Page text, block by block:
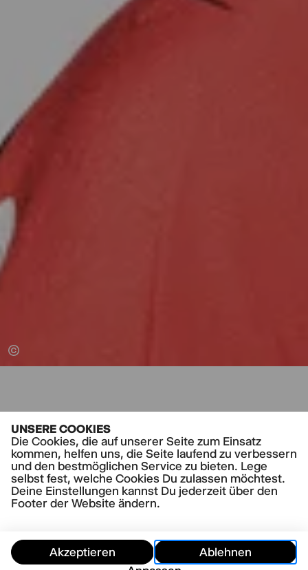
UNSERE COOKIES
Die Cookies, die auf unserer Seite zum Einsatz
kommen, helfen uns, die Seite laufend zu verbessern
und den bestmöglichen Service zu bieten. Lege
selbst fest, welche Cookies Du zulassen möchtest.
Deine Einstellungen kannst Du jederzeit über den
Footer der Website ändern.
Akzeptieren
Ablehnen
TERMINE
SO11.10.26
11.00-12.30,Thalia Theater
WIR MÜSSEN REDEN
zu Gast: Doris Dörrie
Tickets